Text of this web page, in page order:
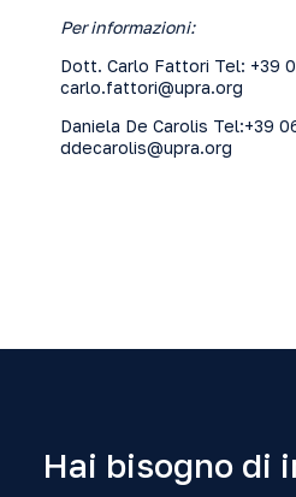
Per informazioni:
Dott. Carlo Fattori Tel: +39
carlo.fattori@upra.org
Daniela De Carolis Tel:+39
ddecarolis@upra.org
Hai bisogno di